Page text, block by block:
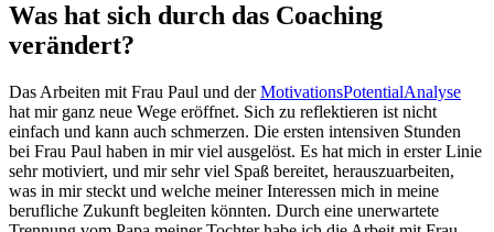
Was hat sich durch das Coaching
verändert?
Das Arbeiten mit Frau Paul und derMotivationsPotentialAnalyse
hat mir ganz neue Wege eröffnet. Sich zu reflektieren ist nicht
einfach und kann auch schmerzen. Die ersten intensiven Stunden
bei Frau Paul haben in mir viel ausgelöst. Es hat mich in erster Linie
sehr motiviert, und mir sehr viel Spaß bereitet, herauszuarbeiten,
was in mir steckt und welche meiner Interessen mich in meine
berufliche Zukunft begleiten könnten. Durch eine unerwartete